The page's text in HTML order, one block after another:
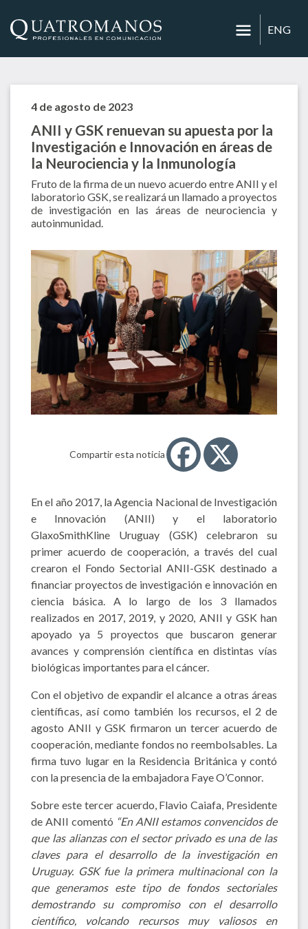
ENG
4 de agosto de 2023
ANII y GSK renuevan su apuesta por la
Investigación e Innovación en áreas de
la Neurociencia y la Inmunología
Fruto de la firma de un nuevo acuerdo entre ANII y el
laboratorio GSK, se realizará un llamado a proyectos
de investigación en las áreas de neurociencia y
autoinmunidad.
Compartir esta noticia
En el año 2017, la Agencia Nacional de Investigación
e Innovación (ANII) y el laboratorio
GlaxoSmithKline Uruguay (GSK) celebraron su
primer acuerdo de cooperación, a través del cual
crearon el Fondo Sectorial ANII-GSK destinado a
financiar proyectos de investigación e innovación en
ciencia básica. A lo largo de los 3 llamados
realizados en 2017, 2019, y 2020, ANII y GSK han
apoyado ya 5 proyectos que buscaron generar
avances y comprensión científica en distintas vías
biológicas importantes para el cáncer.
Con el objetivo de expandir el alcance a otras áreas
científicas, así como también los recursos, el 2 de
agosto ANII y GSK firmaron un tercer acuerdo de
cooperación, mediante fondos no reembolsables. La
firma tuvo lugar en la Residencia Británica y contó
con la presencia de la embajadora Faye O’Connor.
Sobre este tercer acuerdo, Flavio Caiafa, Presidente
de ANII comentó “En ANII estamos convencidos de
que las alianzas con el sector privado es una de las
claves para el desarrollo de la investigación en
Uruguay. GSK fue la primera multinacional con la
que generamos este tipo de fondos sectoriales
demostrando su compromiso con el desarrollo
científico, volcando recursos muy valiosos en